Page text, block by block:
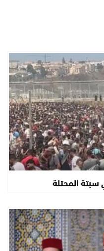
المحتلة